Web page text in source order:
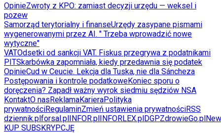
OpinieZwroty z KPO: zamiast decyzji urzędu — weksel i
pozew
Samorząd terytorialny i finanseUrzędy zasypane pismami
wygenerowanymi przez AI. " Trzeba wprowadzić nowe
wytyczne"
VATOdsetki od sankcji VAT. Fiskus przegrywa z podatnikami
PITSkarbówka zapomniała, kiedy przedawnia się podatek
OpinieCud w Ceucie. Lekcja dla Tuska, nie dla Sáncheza
Postępowania i kontrole podatkoweKoniec sporu o
doręczenia? Zapadł ważny wyrok siedmiu sędziów NSA
KontaktO nasReklamaKarieraPolityka
prywatnościRegulaminZmień ustawienia prywatnościRSS
dziennik.plforsal.plINFOR.plINFORLEX.plDGPZdrowieGo.pl
KUP SUBSKRYPCJĘ